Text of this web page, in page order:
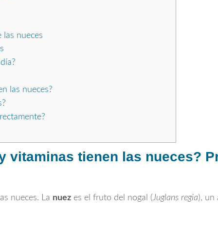
nueces
las nueces?
vitaminas tienen las nueces?
nueces. La nuez es el fruto del nogal (Juglans regia), un